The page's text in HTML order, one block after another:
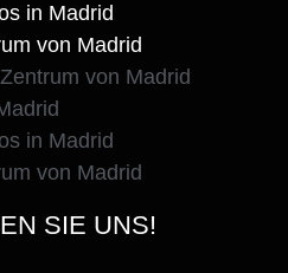
SIE UNS!
in Madrid
von Madrid
von Madrid
in Madrid
von Madrid